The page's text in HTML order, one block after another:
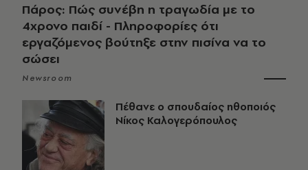
Πάρος: Πώς συνέβη η τραγωδία με το
4χρονο παιδί - Πληροφορίες ότι
εργαζόμενος βούτηξε στην πισίνα να το
σώσει
Newsroom
Πέθανε ο σπουδαίος ηθοποιός
Νίκος Καλογερόπουλος